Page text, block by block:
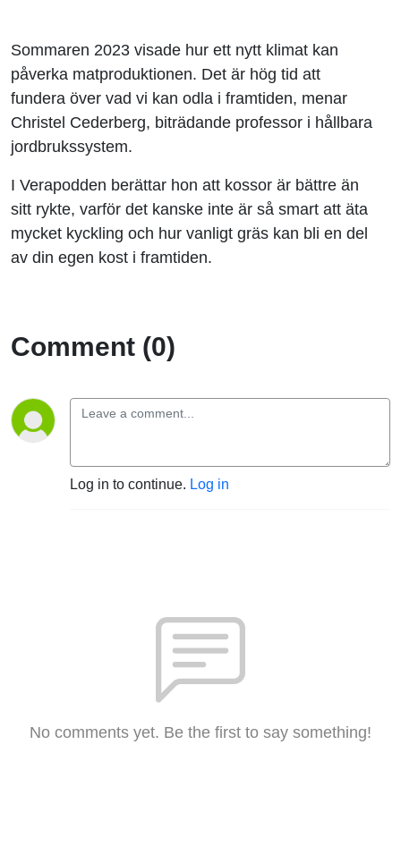
Sommaren 2023 visade hur ett nytt klimat kan
påverka matproduktionen. Det är hög tid att
fundera över vad vi kan odla i framtiden, menar
Christel Cederberg, biträdande professor i hållbara
jordbrukssystem.
I Verapodden berättar hon att kossor är bättre än
sitt rykte, varför det kanske inte är så smart att äta
mycket kyckling och hur vanligt gräs kan bli en del
av din egen kost i framtiden.
Comment (0)
Log in to continue. Log in
No comments yet. Be the first to say something!